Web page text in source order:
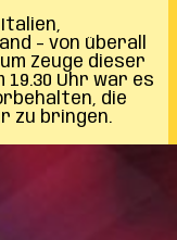
– von überall
Zeuge dieser
19.30 Uhr war es
die
zu bringen.